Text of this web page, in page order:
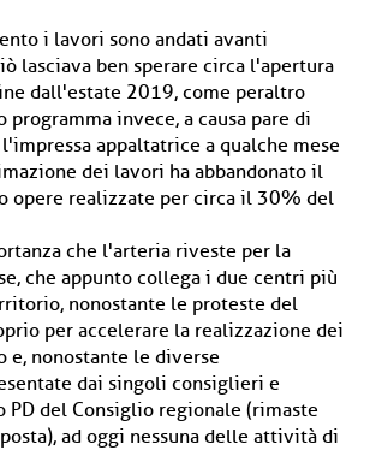
i lavori sono andati avanti
lasciava ben sperare circa l'apertura
dall'estate 2019, come peraltro
programma invece, a causa pare di
appaltatrice a qualche mese
dei lavori ha abbandonato il
opere realizzate per circa il 30% del
che l'arteria riveste per la
che appunto collega i due centri più
nonostante le proteste del
per accelerare la realizzazione dei
nonostante le diverse
dai singoli consiglieri e
del Consiglio regionale (rimaste
ad oggi nessuna delle attività di